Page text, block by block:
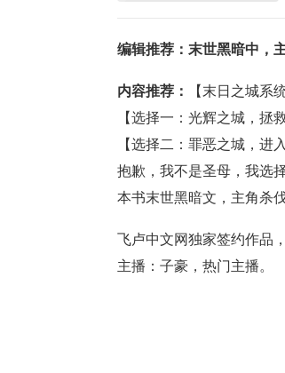
编辑推荐：末世黑暗中，
内容推荐：
【末日之城系
【选择一：光辉之城，拯
【选择二：罪恶之城，进
抱歉，我不是圣母，我选
本书末世黑暗文，主角杀
飞卢中文网独家签约作品
主播：子豪，热门主播。